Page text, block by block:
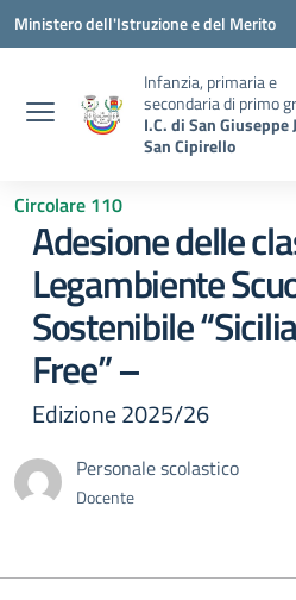
Vai ai contenuti
Vai al menu di navigazione
Vai al footer
Ministero dell'Istruzione e del Merito
Infanzia, primaria e
secondaria di primo
I.C. di San Giuseppe
San Cipirello
Circolare 110
Adesione delle
Legambiente
Sostenibile
Free” –
Edizione 2025/26
Personale scolastico
Docente